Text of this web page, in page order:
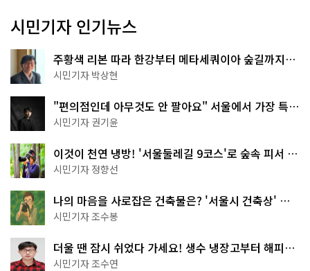
시민기자 인기뉴스
주황색 리본 따라 한강부터 메타세쿼이아 숲길까지…
서울둘레길 15코스
시민기자 박상현
"편의점인데 아무것도 안 팔아요" 서울에서 가장 특별
한 편의점의 정체
시민기자 권기윤
이것이 천연 냉방! '서울둘레길 9코스'로 숲속 피서 떠
나볼까
시민기자 정향선
나의 마음을 사로잡은 건축물은? '서울시 건축상' 수
상작 공개!
시민기자 조수봉
더울 땐 잠시 쉬었다 가세요! 생수 냉장고부터 해피소
·무더위쉼터까지
시민기자 조수연